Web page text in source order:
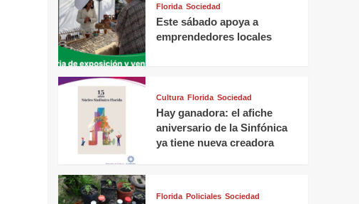
Florida Sociedad
Este sábado apoya a
emprendedores locales
Cultura Florida Sociedad
Hay ganadora: el afiche
aniversario de la Sinfónica
ya tiene nueva creadora
Florida Policiales Sociedad